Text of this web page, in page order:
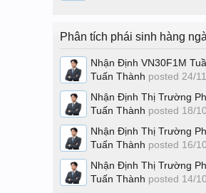
Phân tích phái sinh hàng
Nhận Định VN30F1M
Tuấn Thành posted 24/
Nhận Định Thị Trường
Tuấn Thành posted 18/
Nhận Định Thị Trường
Tuấn Thành posted 16/
Nhận Định Thị Trường
Tuấn Thành posted 14/